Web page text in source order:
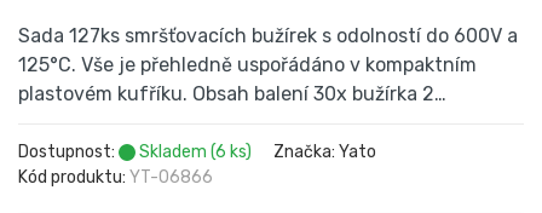
Sada 127ks smršťovacích bužírek s odolností do 600V a
125°C. Vše je přehledně uspořádáno v kompaktním
plastovém kufříku. Obsah balení 30x bužírka 2…
Dostupnost: Skladem (6 ks)
Značka: Yato
Kód produktu: YT-06866